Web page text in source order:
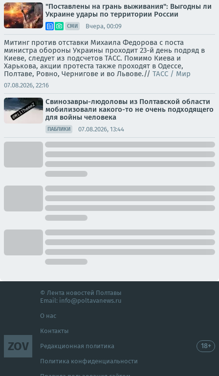
"Поставлены на грань выживания": Выгодны ли
Украине удары по территории России
СМИ Вчера, 00:09
Митинг против отставки Михаила Федорова с поста
министра обороны Украины проходит 23-й день подряд в
Киеве, следует из подсчетов ТАСС. Помимо Киева и
Харькова, акции протеста также проходят в Одессе,
Полтаве, Ровно, Чернигове и во Львове.// ТАСС / Мир
07.08.2026, 22:16
Свинозавры-людоловы из Полтавской области
мобилизовали какого-то не очень подходящего
для войны человека
ПАБЛИКИ 07.08.2026, 13:44
ZOV
© Лента новостей Полтавы
Email: info@poltavanews.ru
О нас
Контакты
Редакционная политика
Политика конфиденциальности
18+